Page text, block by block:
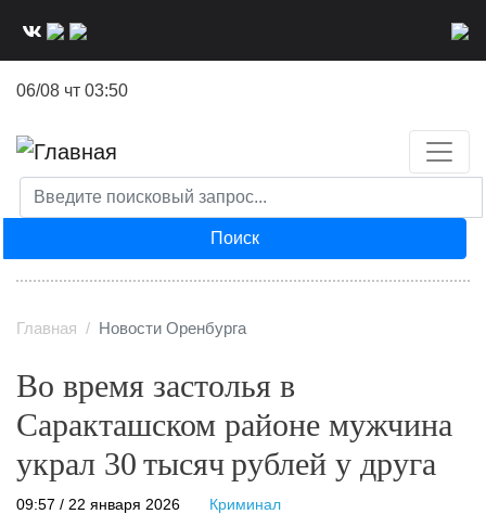
06/08 чт 03:50
Поиск
Главная Новости Оренбурга
Во время застолья в
Саракташском районе мужчина
украл 30 тысяч рублей у друга
09:57 / 22 января 2026 Криминал